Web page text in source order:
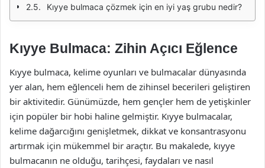
Kıyye bulmaca çözmek için en iyi yaş grubu nedir?
Kıyye Bulmaca: Zihin Açıcı Eğlence
Kıyye bulmaca, kelime oyunları ve bulmacalar dünyasında
yer alan, hem eğlenceli hem de zihinsel becerileri geliştiren
bir aktivitedir. Günümüzde, hem gençler hem de yetişkinler
için popüler bir hobi haline gelmiştir. Kıyye bulmacalar,
kelime dağarcığını genişletmek, dikkat ve konsantrasyonu
artırmak için mükemmel bir araçtır. Bu makalede, kıyye
bulmacanın ne olduğu, tarihçesi, faydaları ve nasıl